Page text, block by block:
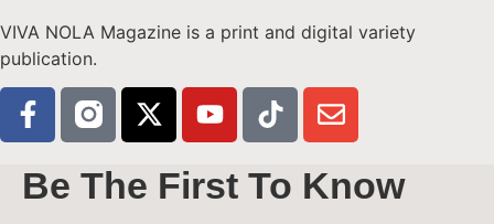
VIVA NOLA Magazine is a print and digital variety
publication.
Be The First To Know